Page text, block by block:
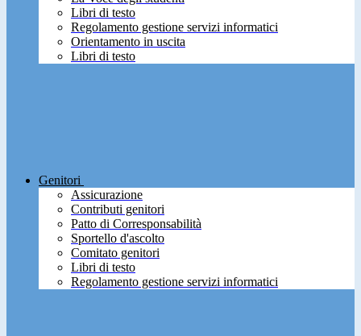
Libri di testo
Regolamento gestione servizi informatici
Orientamento in uscita
Libri di testo
Genitori
Assicurazione
Contributi genitori
Patto di Corresponsabilità
Sportello d'ascolto
Comitato genitori
Libri di testo
Regolamento gestione servizi informatici